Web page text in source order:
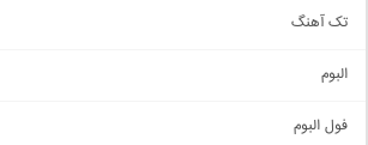
تک آهنگ
اجتماعی
البوم
فول البوم